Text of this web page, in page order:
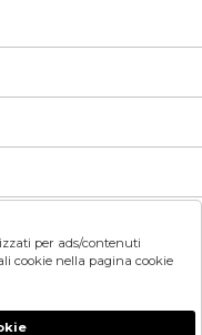
PRIVACY.
per ads/contenuti
cookie nella pagina cookie